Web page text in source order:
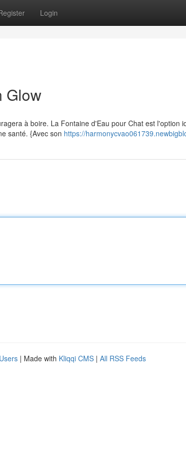
Login
Glow
à boire. La Fontaine d'Eau pour Chat est l'option
santé. {Avec son https://
| Made with Kliqqi CMS | All RSS Feeds